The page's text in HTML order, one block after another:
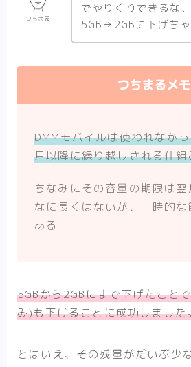
つちまる
でやりくりできるな
5GB→2GBに下げち
つちまるメモ
DMMモバイルは使われなか
月以降に繰り越しされる仕
ちなみにその容量の期限は
なに長くはないが、一時的
ある
5GBから2GBにまで下げたこと
み)も下げることに成功しました
とはいえ、その残量がだいぶ少